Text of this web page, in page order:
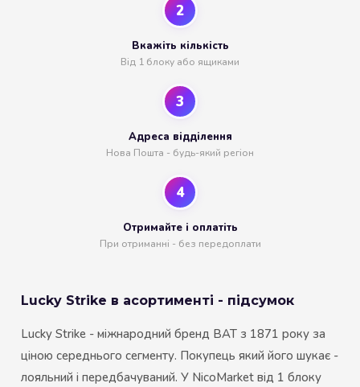
2
Вкажіть кількість
Від 1 блоку або ящиками
3
Адреса відділення
Нова Пошта - будь-який регіон
4
Отримайте і оплатіть
При отриманні - без передоплати
Lucky Strike в асортименті - підсумок
Lucky Strike - міжнародний бренд BAT з 1871 року за
ціною середнього сегменту. Покупець який його шукає -
лояльний і передбачуваний. У NicoMarket від 1 блоку